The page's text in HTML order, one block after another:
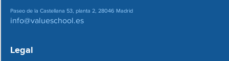
Paseo de la Castellana 53, planta 2, 28046 Madrid
info@valueschool.es
Legal